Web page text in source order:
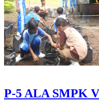
P-5 ALA SMPK